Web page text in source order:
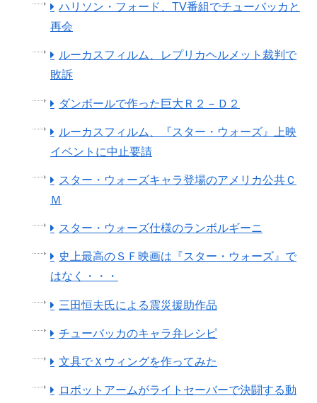
ハリソン・フォード、TV番組でチューバッカと
再会
ルーカスフィルム、レプリカヘルメット裁判で
敗訴
ダンボールで作った巨大Ｒ２－Ｄ２
ルーカスフィルム、『スター・ウォーズ』上映
イベントに中止要請
スター・ウォーズキャラ登場のアメリカ公共Ｃ
Ｍ
スター・ウォーズ仕様のランボルギーニ
史上最高のＳＦ映画は『スター・ウォーズ』で
はなく・・・
三田恒夫氏による震災援助作品
チューバッカのキャラ弁レシピ
文具でＸウィングを作ってみた
ロボットアームがライトセーバーで決闘する動